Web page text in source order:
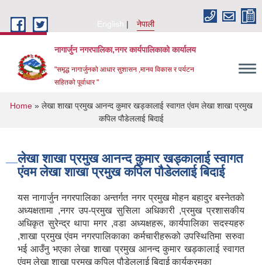
English
नेपाली
नागार्जुन नगरपालिका,नगर कार्यपालिकाको कार्यालय
"समृद्ध नागार्जुनको आधार सुशासन ,मानव विकास र पर्यटन
सहितको पूर्वाधार "
You are here
Home» लेखा शाखा प्रमुख आनन्द कुमार खड्कालाई स्वागत एंवम लेखा शाखा प्रमुख
कपिल पौडेललाई बिदाई
लेखा शाखा प्रमुख आनन्द कुमार खड्कालाई स्वागत
एंवम लेखा शाखा प्रमुख कपिल पौडेललाई बिदाई
यस नागार्जुन नगरपालिका अन्तर्गत नगर प्रमुख मोहन बहादुर बस्नेतको
अध्यक्षतामा ,नगर उप-प्रमुख सुसिला अधिकारी ,प्रमुख प्रशासकीय
अधिकृत सुरेन्द्र थापा मगर ,वडा अध्यक्षहरू, कार्यपालिका सदस्यहरु
,शाखा प्रमुख एंवम नगरपालिकाका कर्मचारीहरूको उपस्थितिमा सरुवा
भई आउँनु भएका लेखा शाखा प्रमुख आनन्द कुमार खड्कालाई स्वागत
एंवम लेखा शाखा प्रमुख कपिल पौडेललाई बिदाई कार्यक्रमका